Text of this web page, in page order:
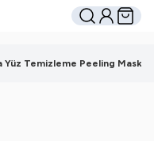
Hesabım
Sepetim
Yüz Temizleme Peeling